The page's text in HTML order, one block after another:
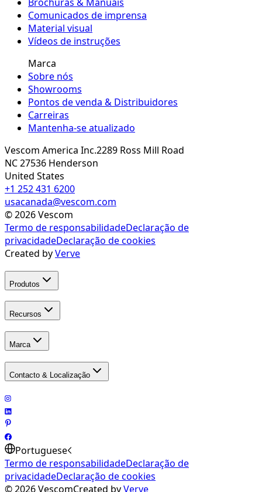
Comunicados de imprensa
Material visual
Vídeos de instruções
Marca
Sobre nós
Showrooms
Pontos de venda & Distribuidores
Carreiras
Mantenha-se atualizado
Vescom America Inc.2289 Ross Mill Road
NC 27536 Henderson
United States
+1 252 431 6200
usacanada@vescom.com
©2026Vescom
Termo de responsabilidadeDeclaração de
privacidadeDeclaração de cookies
Created byVerve
Produtos
Recursos
Marca
Contacto & Localização
Portuguese
Termo de responsabilidadeDeclaração de
privacidadeDeclaração de cookies
©2026VescomCreated byVerve